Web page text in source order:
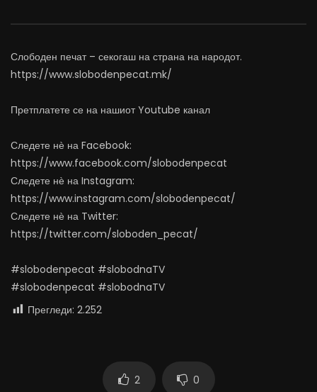
Слободен печат – секогаш на страна на народот.
https://www.slobodenpecat.mk/
Претплатете се на нашиот Youtube канал
Следете нѐ на Facebook:
https://www.facebook.com/slobodenpecat
Следете нѐ на Instagram:
https://www.instagram.com/slobodenpecat/
Следете нѐ на Twitter:
https://twitter.com/sloboden_pecat/
#slobodenpecat #slobodnaTV
#slobodenpecat #slobodnaTV
Прегледи: 2.252
2 0